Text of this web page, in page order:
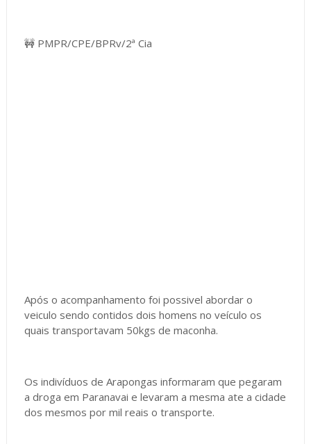
🚧 PMPR/CPE/BPRv/2ª Cia
Após o acompanhamento foi possivel abordar o
veiculo sendo contidos dois homens no veículo os
quais transportavam 50kgs de maconha.
Os indivíduos de Arapongas informaram que pegaram
a droga em Paranavai e levaram a mesma ate a cidade
dos mesmos por mil reais o transporte.